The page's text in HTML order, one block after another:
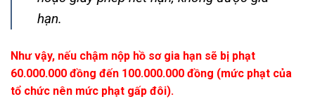
hạn.
Như vậy, nếu chậm nộp hồ sơ gia hạn sẽ bị phạt
60.000.000 đồng đến 100.000.000 đồng (mức phạt của
tổ chức nên mức phạt gấp đôi).